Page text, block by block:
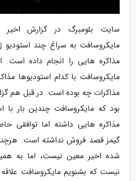
سایت بلومبرگ در گزارش
مایکروسافت به سراغ چند استودیو
مذاکره هایی را انجام داده است.
مایکروسافت با کدام استودیوها
مذاکرات چه بوده است. در قبل هم
بود که مایکروسافت چندین بار با
مذاکره هایی داشته اما توافقی
گیمز قصد فروش نداشته است.
شده اخیر معین نیست، اما به
نیست که بشنویم مایکروسافت